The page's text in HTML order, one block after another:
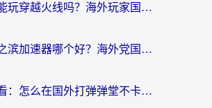
在国外也能玩穿越火线吗？海外玩家国服游戏畅玩终极指南
美国率土之滨加速器哪个好？海外党国服游戏畅玩终极指南（附多游戏解决方案）
海外党必看：怎么在国外打弹弹堂不卡？番茄加速器亲测指南